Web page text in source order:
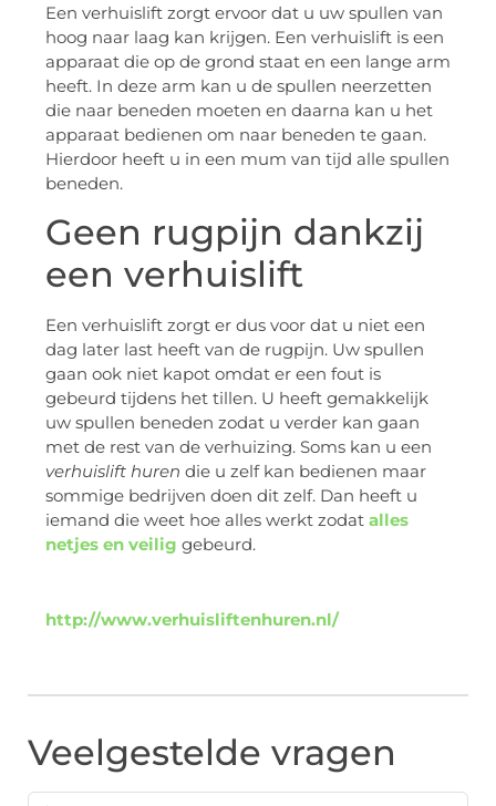
Een verhuislift zorgt ervoor dat u uw spullen van
hoog naar laag kan krijgen. Een verhuislift is een
apparaat die op de grond staat en een lange arm
heeft. In deze arm kan u de spullen neerzetten
die naar beneden moeten en daarna kan u het
apparaat bedienen om naar beneden te gaan.
Hierdoor heeft u in een mum van tijd alle spullen
beneden.
Geen rugpijn dankzij
een verhuislift
Een verhuislift zorgt er dus voor dat u niet een
dag later last heeft van de rugpijn. Uw spullen
gaan ook niet kapot omdat er een fout is
gebeurd tijdens het tillen. U heeft gemakkelijk
uw spullen beneden zodat u verder kan gaan
met de rest van de verhuizing. Soms kan u een
verhuislift huren die u zelf kan bedienen maar
sommige bedrijven doen dit zelf. Dan heeft u
iemand die weet hoe alles werkt zodat alles
netjes en veilig gebeurd.
http://www.verhuisliftenhuren.nl/
Veelgestelde vragen